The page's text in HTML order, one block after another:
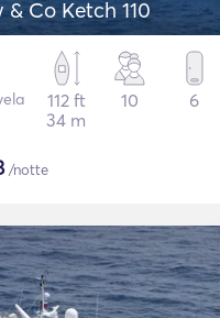
& Co Ketch 110
112 ft
34 m
10 6
/notte